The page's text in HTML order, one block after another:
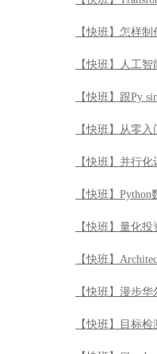
【快班】并行化
【快班】Python
【快班】量化投
【快班】
【快班】漫步华
【快班】目标检
【快班】
【快班】【强化
【快班】
【快班】区块链
【快班】Python